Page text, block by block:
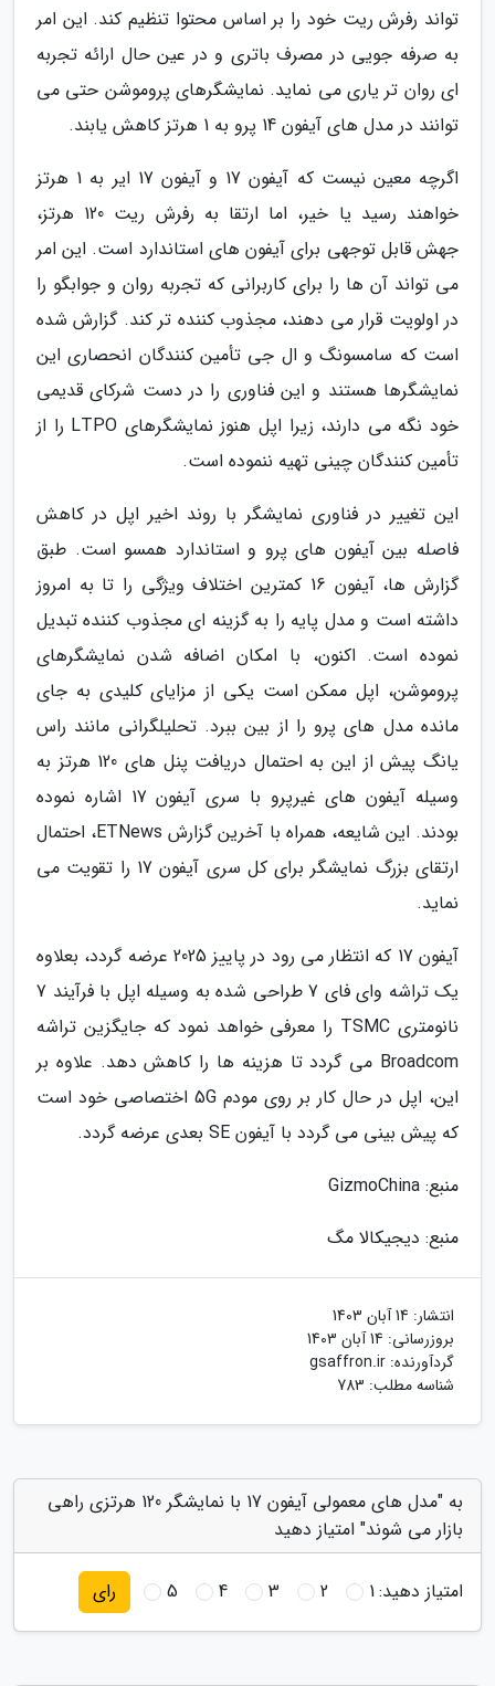
تواند رفرش ریت خود را بر اساس محتوا تنظیم کند. این امر
به صرفه جویی در مصرف باتری و در عین حال ارائه تجربه
ای روان تر یاری می نماید. نمایشگرهای پروموشن حتی می
توانند در مدل های آیفون 14 پرو به 1 هرتز کاهش یابند.
اگرچه معین نیست که آیفون 17 و آیفون 17 ایر به 1 هرتز
خواهند رسید یا خیر، اما ارتقا به رفرش ریت 120 هرتز،
جهش قابل توجهی برای آیفون های استاندارد است. این امر
می تواند آن ها را برای کاربرانی که تجربه روان و جوابگو را
در اولویت قرار می دهند، مجذوب کننده تر کند. گزارش شده
است که سامسونگ و ال جی تأمین کنندگان انحصاری این
نمایشگرها هستند و این فناوری را در دست شرکای قدیمی
خود نگه می دارند، زیرا اپل هنوز نمایشگرهای LTPO را از
تأمین کنندگان چینی تهیه ننموده است.
این تغییر در فناوری نمایشگر با روند اخیر اپل در کاهش
فاصله بین آیفون های پرو و استاندارد همسو است. طبق
گزارش ها، آیفون 16 کمترین اختلاف ویژگی را تا به امروز
داشته است و مدل پایه را به گزینه ای مجذوب کننده تبدیل
نموده است. اکنون، با امکان اضافه شدن نمایشگرهای
پروموشن، اپل ممکن است یکی از مزایای کلیدی به جای
مانده مدل های پرو را از بین ببرد. تحلیلگرانی مانند راس
یانگ پیش از این به احتمال دریافت پنل های 120 هرتز به
وسیله آیفون های غیرپرو با سری آیفون 17 اشاره نموده
بودند. این شایعه، همراه با آخرین گزارش ETNews، احتمال
ارتقای بزرگ نمایشگر برای کل سری آیفون 17 را تقویت می
نماید.
آیفون 17 که انتظار می رود در پاییز 2025 عرضه گردد، بعلاوه
یک تراشه وای فای 7 طراحی شده به وسیله اپل با فرآیند 7
نانومتری TSMC را معرفی خواهد نمود که جایگزین تراشه
Broadcom می گردد تا هزینه ها را کاهش دهد. علاوه بر
این، اپل در حال کار بر روی مودم 5G اختصاصی خود است
که پیش بینی می گردد با آیفون SE بعدی عرضه گردد.
منبع: GizmoChina
منبع: دیجیکالا مگ
انتشار: 14 آبان 1403
بروزرسانی: 14 آبان 1403
گردآورنده: gsaffron.ir
شناسه مطلب: 783
به "مدل های معمولی آیفون 17 با نمایشگر 120 هرتزی راهی
بازار می شوند" امتیاز دهید
امتیاز دهید:1
2
3
4
5 رای